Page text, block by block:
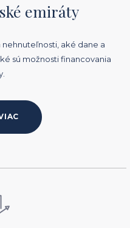
emiráty
aké dane a
sú možnosti financovania